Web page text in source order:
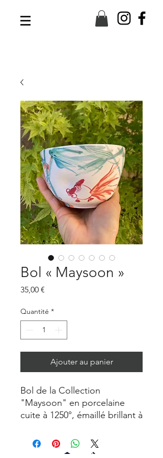
Bol « Maysoon »
35,00 €
Quantité *
Ajouter au panier
Bol de la Collection
"Maysoon" en porcelaine
cuite à 1250°, émaillé brillant à
l'extérieur. Usage quotidien
en vaisselle, décoration,